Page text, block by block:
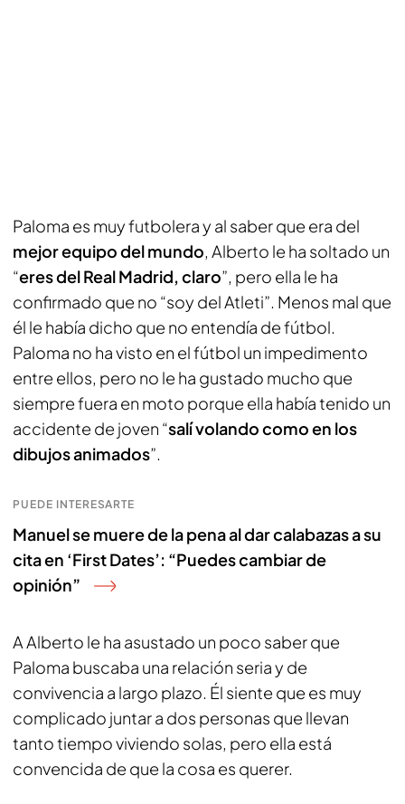
Paloma es muy futbolera y al saber que era del
mejor equipo del mundo, Alberto le ha soltado un
“eres del Real Madrid, claro”, pero ella le ha
confirmado que no “soy del Atleti”. Menos mal que
él le había dicho que no entendía de fútbol.
Paloma no ha visto en el fútbol un impedimento
entre ellos, pero no le ha gustado mucho que
siempre fuera en moto porque ella había tenido un
accidente de joven “salí volando como en los
dibujos animados”.
PUEDE INTERESARTE
Manuel se muere de la pena al dar calabazas a su
cita en ‘First Dates’: “Puedes cambiar de
opinión”
A Alberto le ha asustado un poco saber que
Paloma buscaba una relación seria y de
convivencia a largo plazo. Él siente que es muy
complicado juntar a dos personas que llevan
tanto tiempo viviendo solas, pero ella está
convencida de que la cosa es querer.